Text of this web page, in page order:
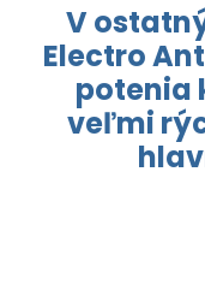
V
Electro
potenia
veľmi